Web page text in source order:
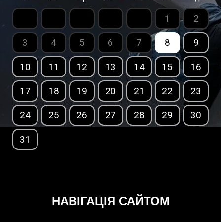
1 2
3 4 5 6 7 8 9
10 11 12 13 14 15 16
17 18 19 20 21 22 23
24 25 26 27 28 29 30
31
НАВІГАЦІЯ САЙТОМ